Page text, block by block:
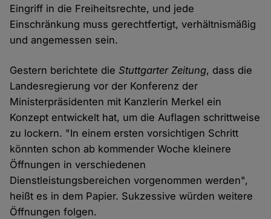
Eingriff in die Freiheitsrechte, und jede
Einschränkung muss gerechtfertigt, verhältnismäßig
und angemessen sein.
Gestern berichtete dieStuttgarter Zeitung, dass die
Landesregierung vor der Konferenz der
Ministerpräsidenten mit Kanzlerin Merkel ein
Konzept entwickelt hat, um die Auflagen schrittweise
zu lockern. "In einem ersten vorsichtigen Schritt
könnten schon ab kommender Woche kleinere
Öffnungen in verschiedenen
Dienstleistungsbereichen vorgenommen werden",
heißt es in dem Papier. Sukzessive würden weitere
Öffnungen folgen.